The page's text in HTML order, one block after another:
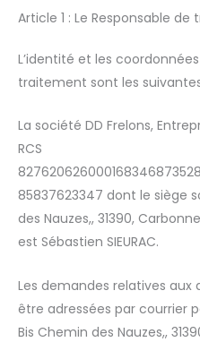
Article 1 : Le Responsable
L’identité et les
traitement sont les
La société DD Frelons,
RCS
85837623347 dont le siège
des Nauzes,, 31390,
est Sébastien SIEURAC.
Les demandes relatives aux
être adressées par courrier
Bis Chemin des Nauzes,,